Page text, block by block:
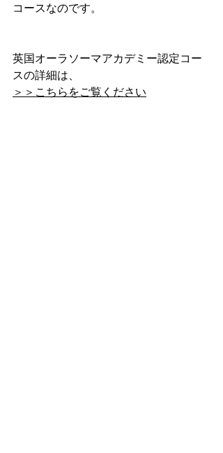
コースなのです。
英国オーラソーマアカデミー認定コー
スの詳細は、
＞＞こちらをご覧ください